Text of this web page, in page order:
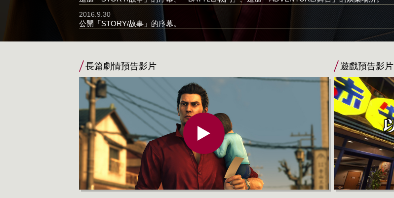
2016.9.30
公開「STORY/故事」的序幕。
長篇劇情預告影片 遊戲預告影片